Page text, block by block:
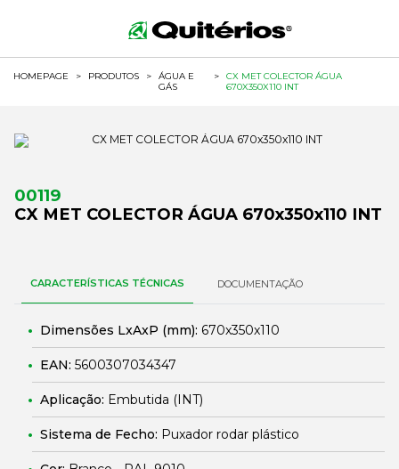
HOMEPAGE > PRODUTOS >
ÁGUA E
GÁS
>
CX MET COLECTOR ÁGUA
670X350X110 INT
00119
CX MET COLECTOR ÁGUA 670x350x110 INT
CARACTERÍSTICAS TÉCNICAS DOCUMENTAÇÃO
Dimensões LxAxP (mm): 670x350x110
EAN: 5600307034347
Aplicação: Embutida (INT)
Sistema de Fecho: Puxador rodar plástico